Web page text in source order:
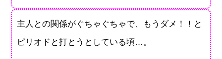
主人との関係がぐちゃぐちゃで、もうダメ！！と
ピリオドと打とうとしている頃…。